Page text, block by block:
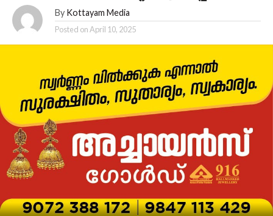
By Kottayam Media
Posted onApril 10, 2025